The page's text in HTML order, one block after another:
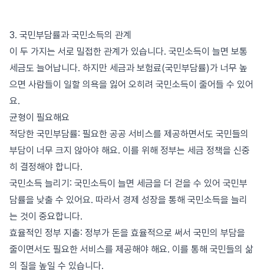
3. 국민부담률과 국민소득의 관계
이 두 가지는 서로 밀접한 관계가 있습니다. 국민소득이 늘면 보통
세금도 늘어납니다. 하지만 세금과 보험료(국민부담률)가 너무 높
으면 사람들이 일할 의욕을 잃어 오히려 국민소득이 줄어들 수 있어
요.
균형이 필요해요
적당한 국민부담률: 필요한 공공 서비스를 제공하면서도 국민들의
부담이 너무 크지 않아야 해요. 이를 위해 정부는 세금 정책을 신중
히 결정해야 합니다.
국민소득 늘리기: 국민소득이 늘면 세금을 더 걷을 수 있어 국민부
담률을 낮출 수 있어요. 따라서 경제 성장을 통해 국민소득을 늘리
는 것이 중요합니다.
효율적인 정부 지출: 정부가 돈을 효율적으로 써서 국민의 부담을
줄이면서도 필요한 서비스를 제공해야 해요. 이를 통해 국민들의 삶
의 질을 높일 수 있습니다.